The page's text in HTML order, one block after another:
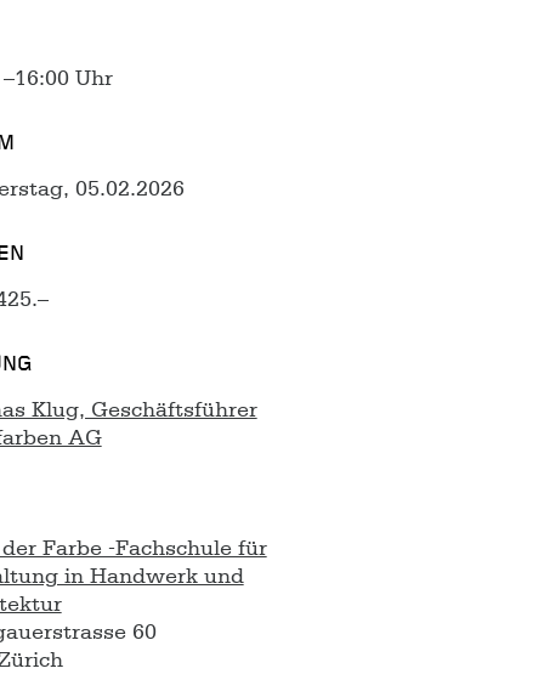
Uhr
05.02.2026
Klug, Geschäftsführer
AG
Farbe -Fachschule für
in Handwerk und
60